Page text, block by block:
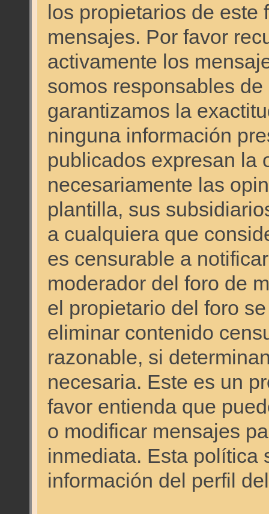
los propietarios de
mensajes. Por favor
activamente los
somos responsables
garantizamos la
ninguna información
publicados expresan la
necesariamente las
plantilla, sus
a cualquiera que
es censurable a
moderador del foro de
el propietario del foro
eliminar contenido
razonable, si
necesaria. Este es un
favor entienda que
o modificar mensajes
inmediata. Esta política
información del perfil